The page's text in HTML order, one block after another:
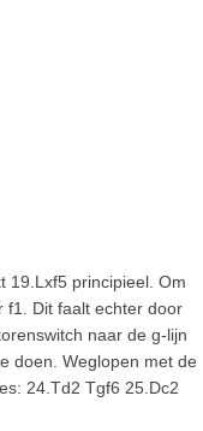
19.Lxf5 principieel. Om
f1. Dit faalt echter door
naar de g-lijn
doen. Weglopen met de
24.Td2 Tgf6 25.Dc2